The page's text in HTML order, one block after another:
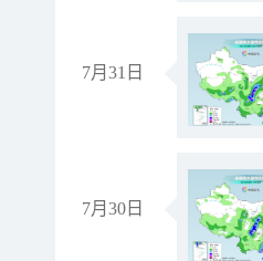
7月31日
7月30日